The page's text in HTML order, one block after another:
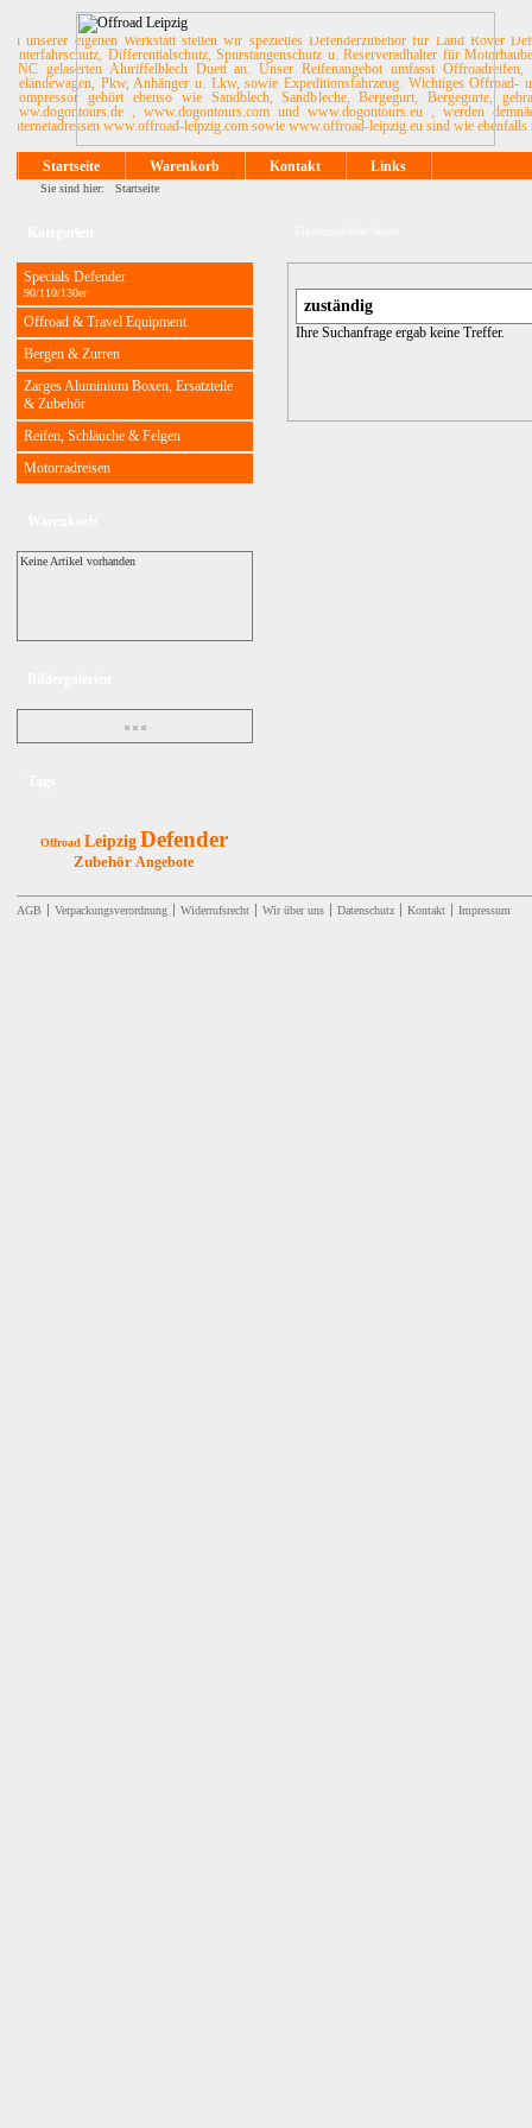
In unserer eigenen Werkstatt stellen wir spezielles Defenderzubehör für Land Rover
Unterfahrschutz, Differentialschutz, Spurstangenschutz u. Reserveradhalter für
CNC gelaserten Aluriffelblech Duett an. Unser Reifenangebot umfasst
Geländewagen, Pkw, Anhänger u. Lkw, sowie Expeditionsfahrzeug. Wichtiges
Kompressor gehört ebenso wie Sandblech, Sandbleche, Bergegurt, Bergegurte,
www.dogontours.de , www.dogontours.com und www.dogontours.eu , werden
Internetadressen www.offroad-leipzig.com sowie www.offroad-leipzig.eu sind wie ebenfalls
Startseite Warenkorb Kontakt Links
Sie sind hier: Startseite
Specials Defender
90/110/130er
Offroad & Travel Equipment
Bergen & Zurren
Zarges Aluminium Boxen, Ersatzteile
& Zubehör
Reifen, Schläuche & Felgen
Motorradreisen
Keine Artikel vorhanden
Offroad Leipzig Defender
Zubehör Angebote
Ihre Suchanfrage ergab keine Treffer.
AGB Verpackungsverordnung Widerrufsrecht Wir über uns Datenschutz Kontakt Impressum